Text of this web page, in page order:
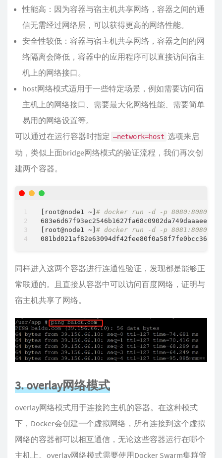
性能高：因为容器与宿主机共享网络，容器之间的通
信无需经过网络层，可以获得更高的网络性能。
安全性较低：容器与宿主机共享网络，容器之间的网
络隔离会降低，容器中的应用程序可以直接访问宿主
机上的网络接口。
host网络模式适用于一些特定场景，例如需要访问宿
主机上的网络接口、需要最大化网络性能、需要简单
易用的网络设置等。
可以通过在运行容器时指定 –network=host 选项来启
动，类似上面bridge网络模式的验证流程，我们再次创
建两个容器。
[root@node1 ~] # docker run -d -p 8080:8080
[root@node1 ~] # docker run -d -p 8081:8080
同样进入这两个容器进行连通性验证，发现都是能够正
常联通的。且直接从容器中可以访问百度网络，证明与
宿主机共享了网络。
3. overlay网络模式
overlay网络模式用于连接跨主机的容器。在这种模式
下，Docker会创建一个虚拟网络，所有连接到这个虚拟
网络的容器都可以相互通信，无论这些容器运行在哪个
主机上。overlay网络模式需要使用Docker Swarm集群管